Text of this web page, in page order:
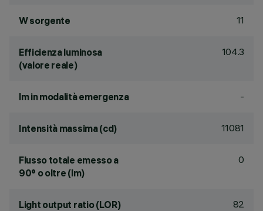
W sorgente 11
Efficienza luminosa
(valore reale)
104.3
lm in modalità emergenza -
Intensità massima (cd) 11081
Flusso totale emesso a
90° o oltre (lm)
0
Light output ratio (LOR) 82